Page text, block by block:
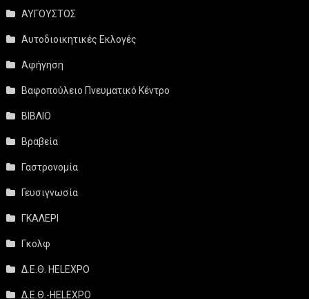
ΑΥΓΟΥΣΤΟΣ
Αυτοδιοικητικές Εκλογές
Αφήγηση
Βαφοπούλειο Πνευματικό Κέντρο
ΒΙΒΛΙΟ
Βραβεία
Γαστρονομία
Γευσιγνωσία
ΓΚΑΛΕΡΙ
Γκολφ
Δ.Ε.Θ. HELEXPO
Δ.Ε.Θ.-HELEXPO